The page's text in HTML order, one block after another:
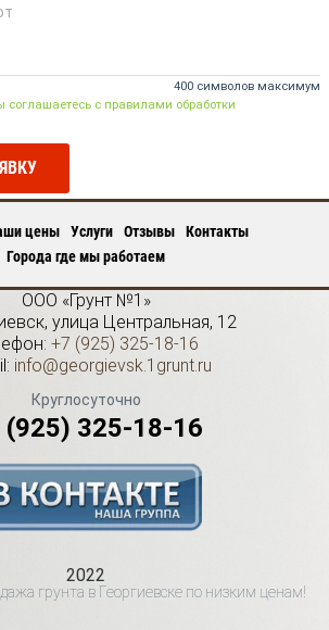
400 символов максимум
соглашаетесь с правилами обработки
цены Услуги Отзывы
Контакты
Города где мы работаем
ООО «Грунт №1»
, улица Центральная, 12
+7 (925) 325-18-16
info@georgievsk.1grunt.ru
Круглосуточно
(925) 325-18-16
2022
грунта в Георгиевске по низким ценам!